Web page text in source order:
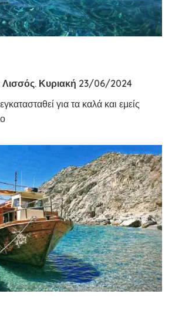
Λισσός. Κυριακή 23/06/2024
για τα καλά και εμείς